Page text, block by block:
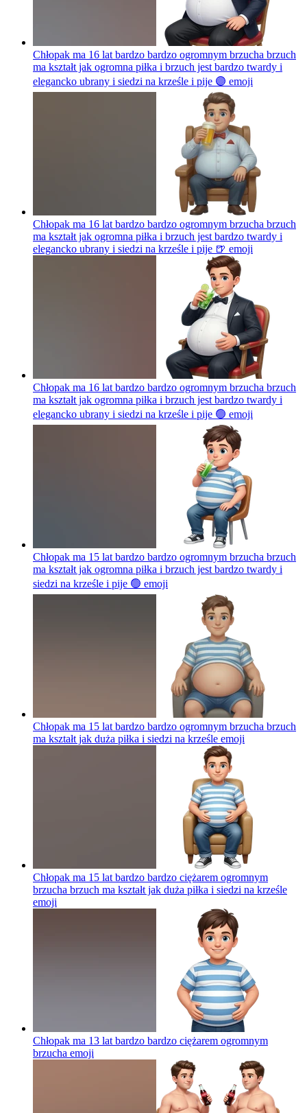
Chłopak ma 16 lat bardzo bardzo ogromnym brzucha brzuch
ma kształt jak ogromna piłka i brzuch jest bardzo twardy i
elegancko ubrany i siedzi na krześle i pije 🟣 emoji
Chłopak ma 16 lat bardzo bardzo ogromnym brzucha brzuch
ma kształt jak ogromna piłka i brzuch jest bardzo twardy i
elegancko ubrany i siedzi na krześle i pije 🍺 emoji
Chłopak ma 16 lat bardzo bardzo ogromnym brzucha brzuch
ma kształt jak ogromna piłka i brzuch jest bardzo twardy i
elegancko ubrany i siedzi na krześle i pije 🟢 emoji
Chłopak ma 15 lat bardzo bardzo ogromnym brzucha brzuch
ma kształt jak ogromna piłka i brzuch jest bardzo twardy i
siedzi na krześle i pije 🟢 emoji
Chłopak ma 15 lat bardzo bardzo ogromnym brzucha brzuch
ma kształt jak duża piłka i siedzi na krześle emoji
Chłopak ma 15 lat bardzo bardzo ciężarem ogromnym
brzucha brzuch ma kształt jak duża piłka i siedzi na krześle
emoji
Chłopak ma 13 lat bardzo bardzo ciężarem ogromnym
brzucha emoji